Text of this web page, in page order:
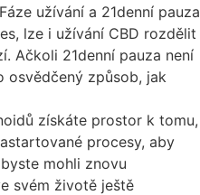
užívání a 21denní pauza
lze i užívání CBD rozdělit
Ačkoli 21denní pauza není
osvědčený způsob, jak
získáte prostor k tomu,
procesy, aby
mohli znovu
svém životě ještě